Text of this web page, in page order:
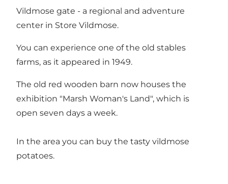
Vildmose gate - a regional and adventure
center in Store Vildmose.
You can experience one of the old stables
farms, as it appeared in 1949.
The old red wooden barn now houses the
exhibition "Marsh Woman's Land", which is
open seven days a week.
In the area you can buy the tasty vildmose
potatoes.